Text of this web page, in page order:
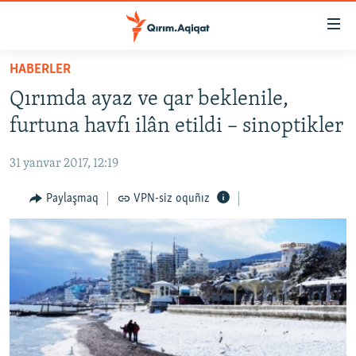
Esas
qaytmaq
Baş
qaytmaq
qaytmaq
HABERLER
SİYASET
CEMİYET
MEDENİYET
İNSAN AQLARI
VİDEO
SÜRET
BLOGLAR
FİKİR
HABERLER
Qırımda ayaz ve qar beklenile,
furtuna havfı ilân etildi – sinoptikler
31 yanvar 2017, 12:19
Paylaşmaq VPN-siz oquñız